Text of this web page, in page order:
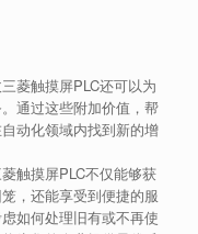
菱触摸屏PLC还可以为
通过这些附加价值，帮
动化领域内找到新的增
触摸屏PLC不仅能够获
，还能享受到便捷的服
如何处理旧有或不再使